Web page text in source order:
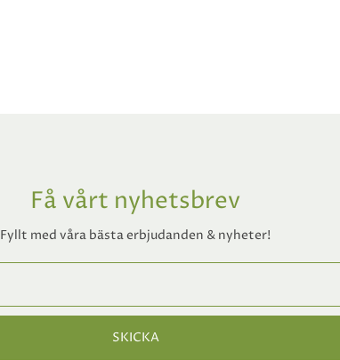
Få vårt nyhetsbrev
Fyllt med våra bästa erbjudanden & nyheter!
SKICKA